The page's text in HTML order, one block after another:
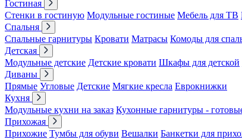
Гостиная
Стенки в гостиную Модульные гостиные Мебель для ТВ
Спальня
Спальные гарнитуры Кровати Матрасы Комоды для
Детская
Модульные детские Детские кровати Шкафы для детской
Диваны
Прямые Угловые Детские Мягкие кресла Еврокнижки
Кухня
Модульные кухни на заказ Кухонные гарнитуры -
Прихожая
Прихожие Тумбы для обуви Вешалки Банкетки для